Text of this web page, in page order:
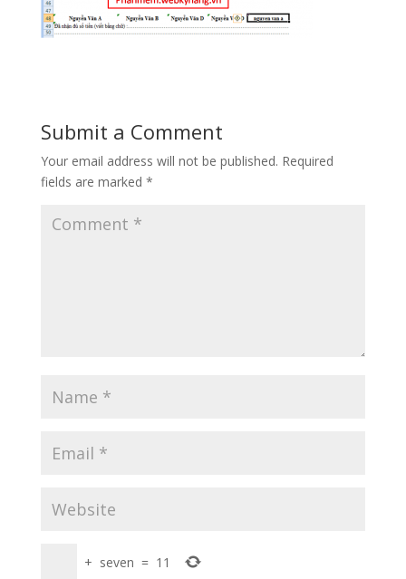
Submit a Comment
Your email address will not be published. Required
fields are marked *
+ seven = 11